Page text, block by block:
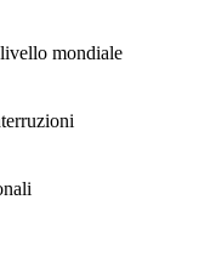
mondiale